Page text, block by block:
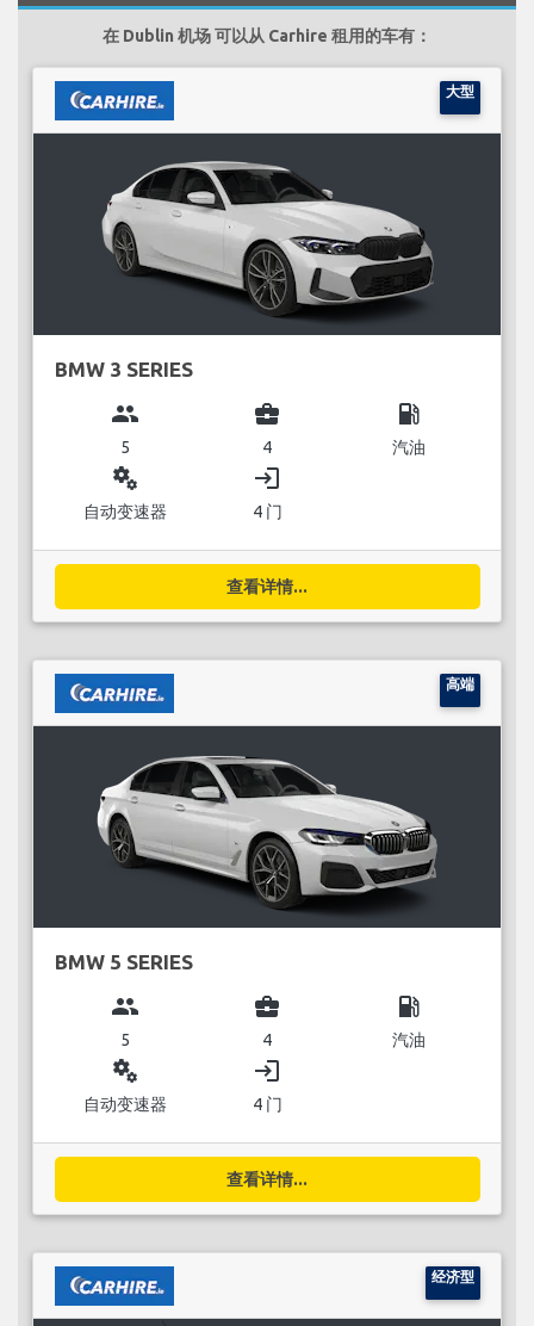
在 Dublin 机场 可以从 Carhire 租用的车有：
大型
BMW 3 SERIES
group
5
business_center
4
local_gas_station
汽油
miscellaneous_services
自动变速器
login
4 门
查看详情...
高端
BMW 5 SERIES
group
5
business_center
4
local_gas_station
汽油
miscellaneous_services
自动变速器
login
4 门
查看详情...
经济型